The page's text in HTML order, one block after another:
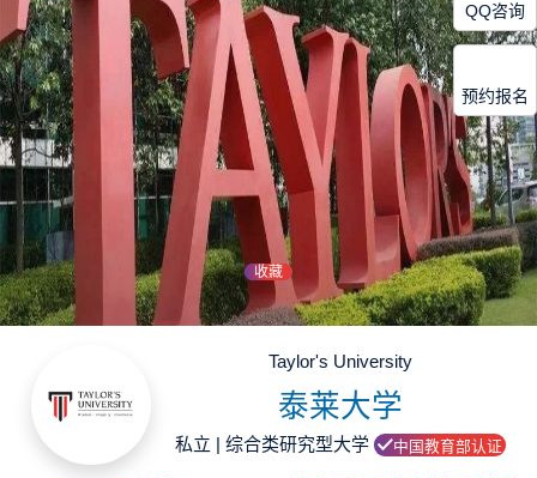
收藏
Taylor's University
泰莱大学
私立 | 综合类研究型大学 中国教育部认证
QQ咨询
预约报名